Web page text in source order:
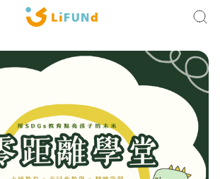
升等人生經驗 凝聚社會力量
探索活動
企業合作